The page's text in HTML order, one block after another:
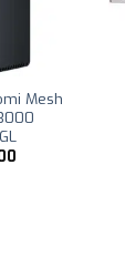
Mesh